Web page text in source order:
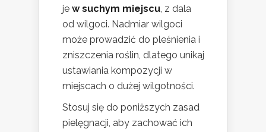
je w suchym miejscu, z dala
od wilgoci. Nadmiar wilgoci
może prowadzić do pleśnienia i
zniszczenia roślin, dlatego unikaj
ustawiania kompozycji w
miejscach o dużej wilgotności.
Stosuj się do poniższych zasad
pielęgnacji, aby zachować ich